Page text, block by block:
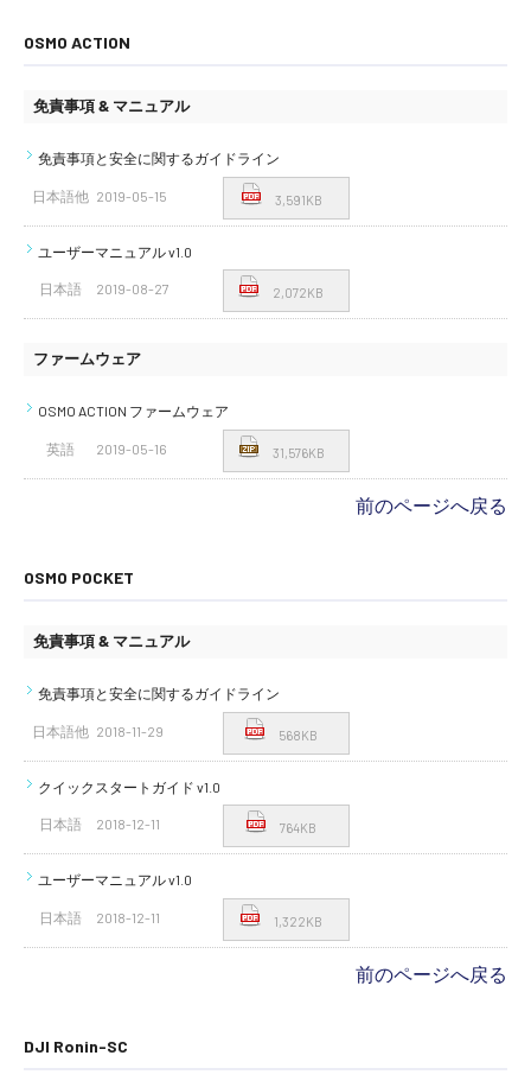
OSMO ACTION
免責事項 & マニュアル
免責事項と安全に関するガイドライン
日本語他 2019-05-15 3,591KB
ユーザーマニュアル v1.0
日本語 2019-08-27 2,072KB
ファームウェア
OSMO ACTION ファームウェア
英語 2019-05-16 31,576KB
前のページへ戻る
OSMO POCKET
免責事項 & マニュアル
免責事項と安全に関するガイドライン
日本語他 2018-11-29 568KB
クイックスタートガイド v1.0
日本語 2018-12-11 764KB
ユーザーマニュアル v1.0
日本語 2018-12-11 1,322KB
前のページへ戻る
DJI Ronin-SC